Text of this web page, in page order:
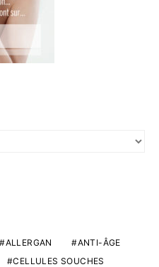
ALLERGAN
ANTI-ÂGE
CELLULES SOUCHES